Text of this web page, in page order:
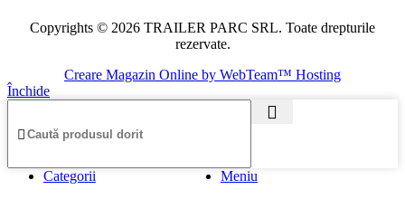
Copyrights © 2026 TRAILER PARC SRL. Toate drepturile
rezervate.
Creare Magazin Online by WebTeam™ Hosting
Închide
Meniu
Categorii